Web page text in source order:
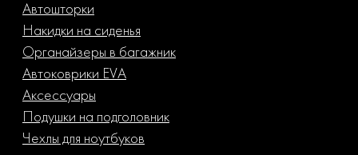
Автошторки
Накидки на сиденья
Органайзеры в багажник
Автоковрики EVA
Аксессуары
Подушки на подголовник
Чехлы для ноутбуков